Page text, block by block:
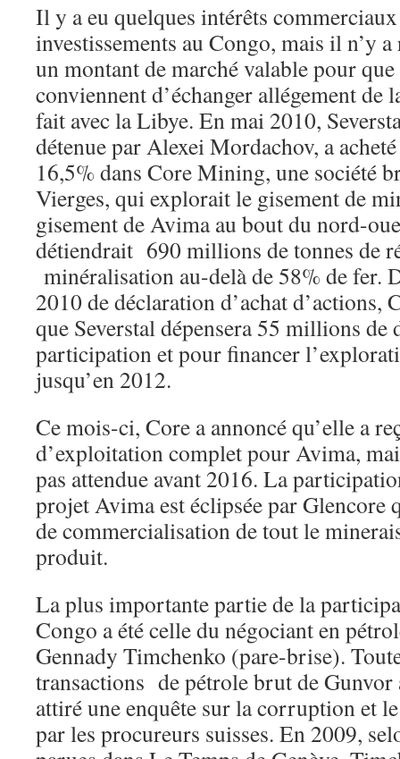
Il y a eu quelques intérêts
investissements au Congo, mais il n’y
un montant de marché valable pour
conviennent d’échanger allégement de
fait avec la Libye. En mai 2010,
détenue par Alexei Mordachov, a
16,5% dans Core Mining, une société
Vierges, qui explorait le gisement de
gisement de Avima au bout du nord-
détiendrait 690 millions de tonnes de
minéralisation au-delà de 58% de fer.
2010 de déclaration d’achat d’actions,
que Severstal dépensera 55 millions de
participation et pour financer
jusqu’en 2012.
Ce mois-ci, Core a annoncé qu’elle a
d’exploitation complet pour Avima,
pas attendue avant 2016. La
projet Avima est éclipsée par Glencore
de commercialisation de tout le
produit.
La plus importante partie de la
Congo a été celle du négociant en
Gennady Timchenko (pare-brise).
transactions de pétrole brut de Gunvor
attiré une enquête sur la corruption et
par les procureurs suisses. En 2009,